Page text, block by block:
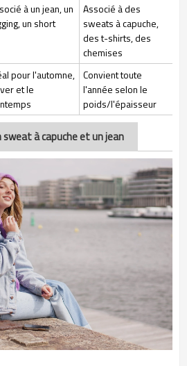
à un jean, un
un short
Associé à des
sweats à capuche,
des t-shirts, des
chemises
pour l'automne,
et le
Convient toute
l'année selon le
poids/l'épaisseur
à capuche et un jean